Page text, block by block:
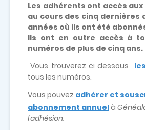
Les adhérents ont accès
au cours des cinq dernières
années où ils ont été
Ils ont en outre accès à
numéros de plus de cinq ans.
Vous trouverez ci dessous
tous les numéros.
Vous pouvez adhérer et
abonnement annuelà
l'adhésion.